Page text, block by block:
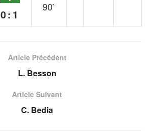
0:1
90`
Article Précédent
L. Besson
Article Suivant
C. Bedia